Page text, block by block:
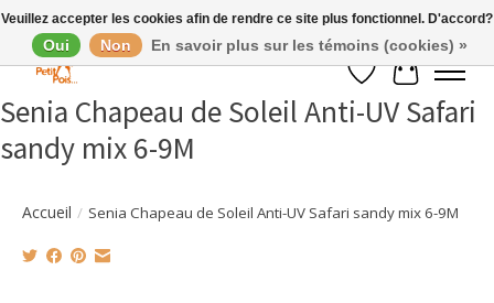
Liste de souhaits
Panier
Senia Chapeau de Soleil Anti-UV Safari
sandy mix 6-9M
Accueil / Senia Chapeau de Soleil Anti-UV Safari sandy mix 6-9M
Veuillez accepter les cookies afin de rendre ce site plus fonctionnel. D'accord?
Oui Non En savoir plus sur les témoins (cookies) »